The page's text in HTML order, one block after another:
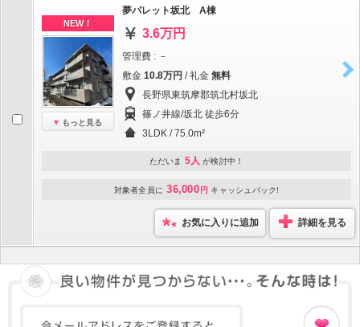
NEW！
もっと見る
夢パレット坂北 A棟
3.6万円
管理費 : －
敷金 10.8万円 / 礼金 無料
長野県東筑摩郡筑北村坂北
篠ノ井線/坂北 徒歩6分
3LDK / 75.0m²
ただいま 5人 が検討中！
対象者全員に 36,000 円 キャッシュバック!
お気に入りに追加 詳細を見る